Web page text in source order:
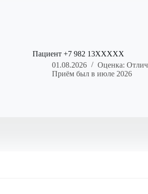
Пациент +7 982 13XXXXX
01.08.2026
Оценка:
Приём был в июле 2026